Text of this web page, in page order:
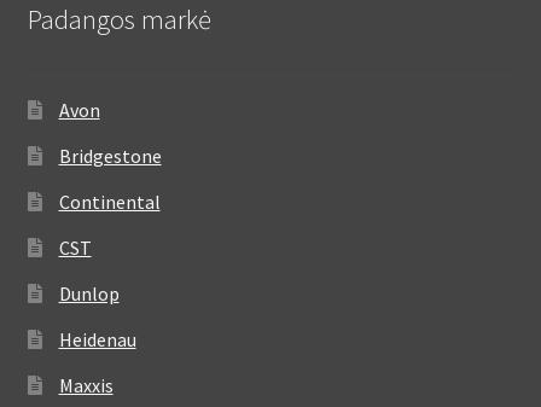
Padangos markė
Avon
Bridgestone
Continental
CST
Dunlop
Heidenau
Maxxis